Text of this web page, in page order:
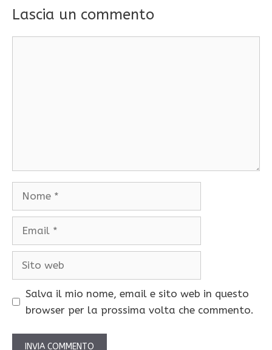
Lascia un commento
Salva il mio nome, email e sito web in questo
browser per la prossima volta che commento.